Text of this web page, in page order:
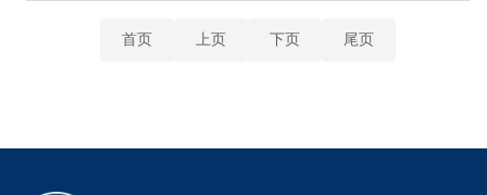
发展规划纲要（2006-2020年）〉若干配套政策的通知》（国发
首页 上页 下页 尾页